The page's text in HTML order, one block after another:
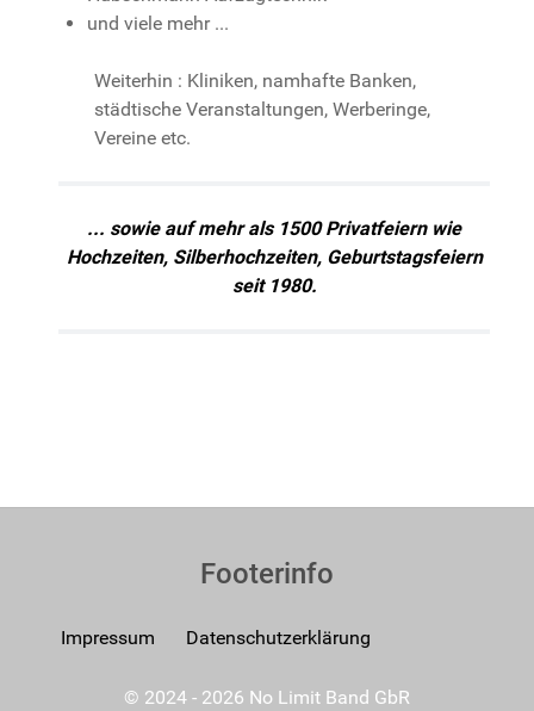
und viele mehr ...
Weiterhin : Kliniken, namhafte Banken,
städtische Veranstaltungen, Werberinge,
Vereine etc.
... sowie auf mehr als 1500 Privatfeiern wie
Hochzeiten, Silberhochzeiten, Geburtstagsfeiern
seit 1980.
Footerinfo
Impressum Datenschutzerklärung
© 2024 - 2026 No Limit Band GbR